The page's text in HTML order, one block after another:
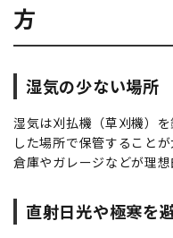
方
湿気の少ない場所
湿気は刈払機（草刈機）
した場所で保管することが
倉庫やガレージなどが理想
直射日光や極寒を